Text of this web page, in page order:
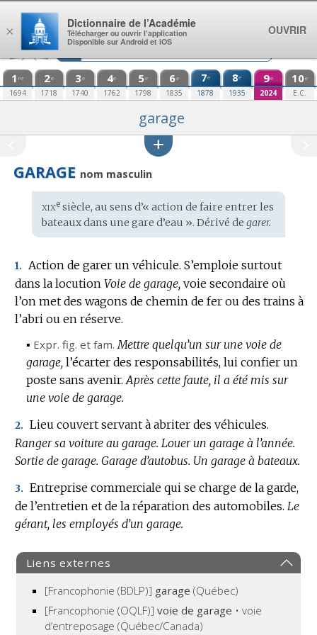
Aller au contenu
1 re
1694
2e
1718
3e
1740
4e
1762
5e
1798
6e
1835
7e
1878
8e
1935
9e
2024
10e
E.C.
garage
GARAGE nom masculin
Étymologie
:
xixesiècle, au sens d’« action de faire entrer les
bateaux dans une gare d’eau ». Dérivé de garer.
1. Action de garer un véhicule. S’emploie surtout
dans la locution Voie de garage, voie secondaire où
l’on met des wagons de chemin de fer ou des trains à
l’abri ou en réserve.
▪ Expr. fig. et fam. Mettre quelqu’un sur une voie de
garage, l’écarter des responsabilités, lui confier un
poste sans avenir. Après cette faute, il a été mis sur
une voie de garage.
2. Lieu couvert servant à abriter des véhicules.
Ranger sa voiture au garage. Louer un garage à l’année.
Sortie de garage. Garage d’autobus. Un garage à bateaux.
3. Entreprise commerciale qui se charge de la garde,
de l’entretien et de la réparation des automobiles. Le
gérant, les employés d’un garage.
Liens externes
[Francophonie (BDLP)] garage (Québec)
[Francophonie (OQLF)] voie de garage • voie
d’entreposage (Québec/Canada)
×
Dictionnaire de l’Académie
Télécharger ou ouvrir l’application
Disponible sur Android et iOS
OUVRIR